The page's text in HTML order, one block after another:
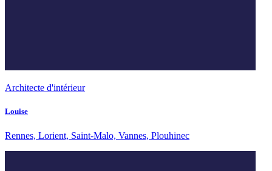
Architecte d'intérieur
Louise
Rennes, Lorient, Saint-Malo, Vannes, Plouhinec